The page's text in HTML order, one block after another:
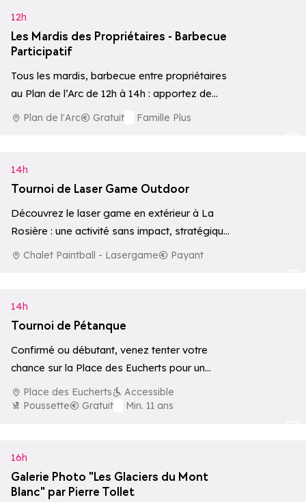
12h
Les Mardis des Propriétaires - Barbecue
Participatif
Tous les mardis, barbecue entre propriétaires
au Plan de l’Arc de 12h à 14h : apportez de
quoi partager et échangeons…
Plan de l'Arc Gratuit
Famille Plus
14h
Tournoi de Laser Game Outdoor
Découvrez le laser game en extérieur à La
Rosière : une activité sans impact, stratégique
et immersive au cœur de la…
Chalet Paintball - Lasergame
Payant
14h
Tournoi de Pétanque
Confirmé ou débutant, venez tenter votre
chance sur la Place des Eucherts pour un
tournoi de pétanque convivial et festif !
Place des Eucherts
Accessible
Poussette
Gratuit
Min. 11 ans
16h
Galerie Photo "Les Glaciers du Mont
Blanc" par Pierre Tollet